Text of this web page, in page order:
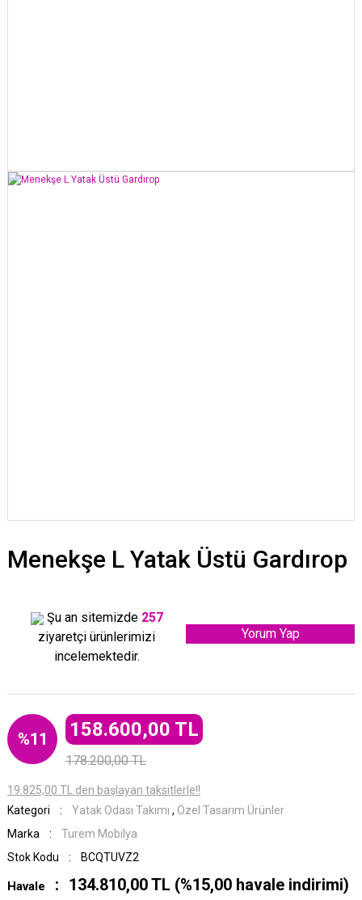
Menekşe L Yatak Üstü Gardırop
Şu an sitemizde 257
ziyaretçi ürünlerimizi
incelemektedir.
Yorum Yap
%11 158.600,00 TL
178.200,00 TL
19.825,00 TL den başlayan taksitlerle!!
Kategori
Yatak Odası Takımı , Özel Tasarım Ürünler
Marka
Turem Mobilya
Stok Kodu
BCQTUVZ2
Havale 134.810,00 TL (%15,00 havale indirimi)